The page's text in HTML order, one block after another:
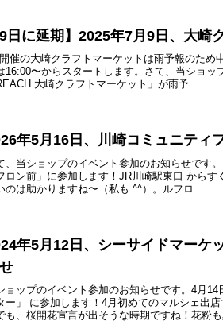
9日に延期】2025年7月9日、大
催の大崎クラフトマーケットは雨予報のため
16:00〜からスタートします。さて、当ショ
大崎クラフトマーケット」が雨予...
年5月16日、川崎コミュニティ
、当ショップのイベント参加のお知らせです
ロン前」に参加します！JR川崎駅東口 から
のは助かりますね〜（私も ^^）。ルフロ...
年5月12日、シーサイドマーケ
ョップのイベント参加のお知らせです。4月
ー」 に参加します！4月初めてのマルシェ出
も、桜開花宣言が出そうな時期ですね！花粉